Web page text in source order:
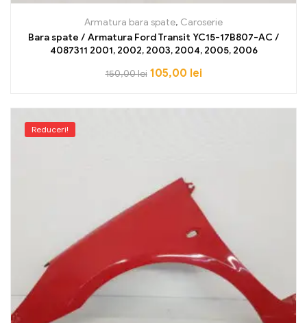
Armatura bara spate, Caroserie
Bara spate / Armatura Ford Transit YC15-17B807-AC /
4087311 2001, 2002, 2003, 2004, 2005, 2006
150,00lei 105,00 lei
Reduceri!